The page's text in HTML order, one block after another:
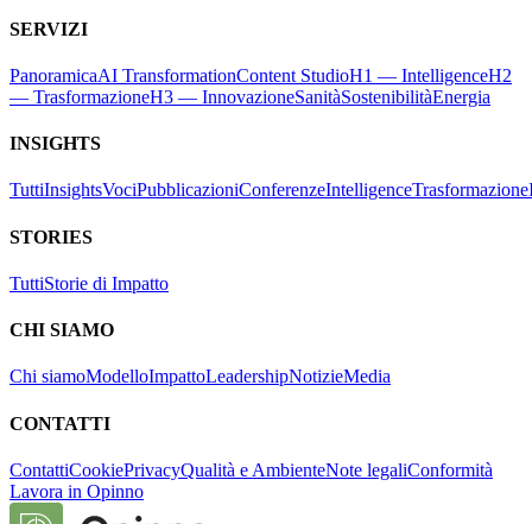
SERVIZI
PanoramicaAI TransformationContent StudioH1 — IntelligenceH2
— TrasformazioneH3 — InnovazioneSanitàSostenibilitàEnergia
INSIGHTS
TuttiInsightsVociPubblicazioniConferenzeIntelligenceTrasformazione
STORIES
TuttiStorie di Impatto
CHI SIAMO
Chi siamoModelloImpattoLeadershipNotizieMedia
CONTATTI
ContattiCookiePrivacyQualità e AmbienteNote legaliConformità
Lavora in Opinno